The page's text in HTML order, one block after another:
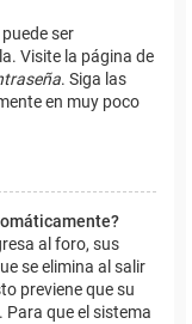
ser
Visite la página de
. Siga las
en muy poco
al foro, sus
se elimina al salir
previene que su
que el sistema